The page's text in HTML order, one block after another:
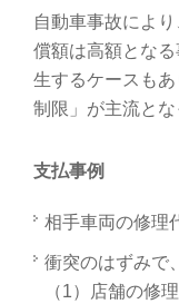
自動車事故によ
償額は高額とな
生するケースも
制限」が主流とな
支払事例
相手車両の修理
衝突のはずみで
（1）店舗の修